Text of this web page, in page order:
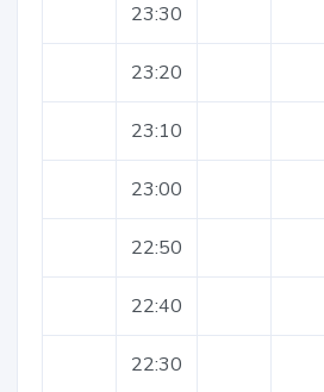
23:30
23:20
23:10
23:00
22:50
22:40
22:30